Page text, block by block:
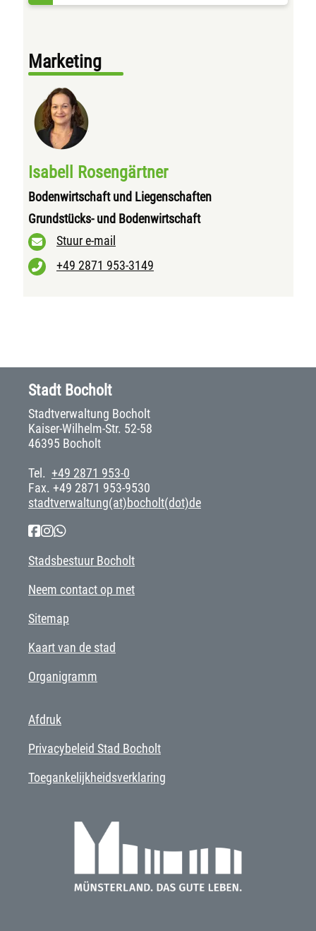
Marketing
Isabell Rosengärtner
Bodenwirtschaft und Liegenschaften
Grundstücks- und Bodenwirtschaft
Stuur e-mail
+49 2871 953-3149
Stadt Bocholt
Stadtverwaltung Bocholt
Kaiser-Wilhelm-Str. 52-58
46395 Bocholt
Tel. +49 2871 953-0
Fax. +49 2871 953-9530
stadtverwaltung(at)bocholt(dot)de
Stadsbestuur Bocholt
Neem contact op met
Sitemap
Kaart van de stad
Organigramm
Afdruk
Privacybeleid Stad Bocholt
Toegankelijkheidsverklaring